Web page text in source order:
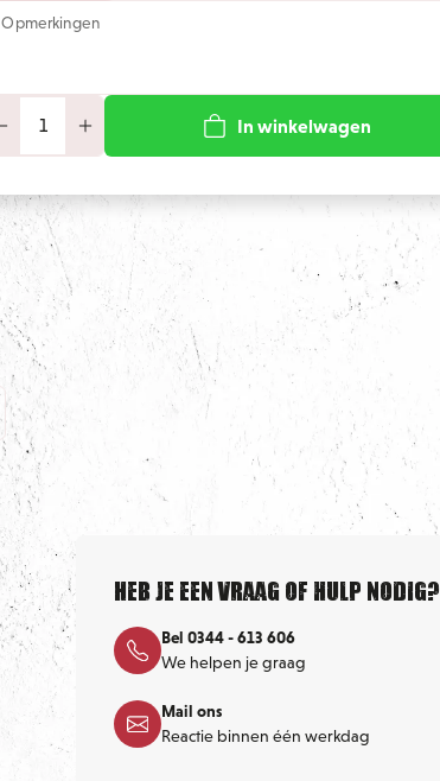
Opmerkingen
In winkelwagen
Heb je een vraag of hulp nodig?
Bel 0344 - 613 606
We helpen je graag
Mail ons
Reactie binnen één werkdag